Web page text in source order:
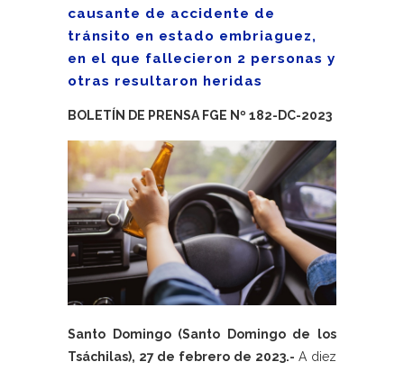
causante de accidente de
tránsito en estado embriaguez,
en el que fallecieron 2 personas y
otras resultaron heridas
BOLETÍN DE PRENSA FGE Nº 182-DC-2023
Santo Domingo (Santo Domingo de los
Tsáchilas), 27 de febrero de 2023.- A diez